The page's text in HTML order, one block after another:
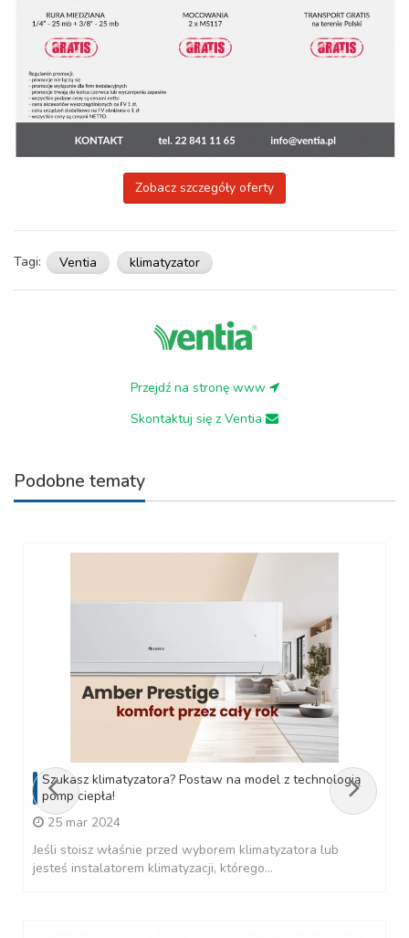
Zobacz szczegóły oferty
Tagi: Ventia klimatyzator
Przejdź na stronę www
Skontaktuj się z Ventia
Podobne tematy
Szukasz klimatyzatora? Postaw na model z technologią
pomp ciepła!
25 mar 2024
Jeśli stoisz właśnie przed wyborem klimatyzatora lub
jesteś instalatorem klimatyzacji, którego...